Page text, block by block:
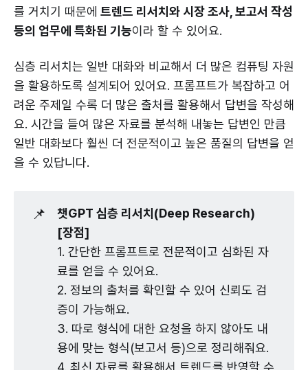
를 거치기 때문에 트렌드 리서치와 시장 조사, 보고서 작성
등의 업무에 특화된 기능이라 할 수 있어요.
심층 리서치는 일반 대화와 비교해서 더 많은 컴퓨팅 자원
을 활용하도록 설계되어 있어요. 프롬프트가 복잡하고 어
려운 주제일 수록 더 많은 출처를 활용해서 답변을 작성해
요. 시간을 들여 많은 자료를 분석해 내놓는 답변인 만큼
일반 대화보다 훨씬 더 전문적이고 높은 품질의 답변을 얻
을 수 있답니다.
📌
챗GPT 심층 리서치(Deep Research)
[장점]
1. 간단한 프롬프트로 전문적이고 심화된 자
료를 얻을 수 있어요.
2. 정보의 출처를 확인할 수 있어 신뢰도 검
증이 가능해요.
3. 따로 형식에 대한 요청을 하지 않아도 내
용에 맞는 형식(보고서 등)으로 정리해줘요.
4. 최신 자료를 활용해서 트렌드를 반영할 수